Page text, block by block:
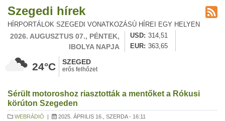
Szegedi hírek
HÍRPORTÁLOK SZEGEDI VONATKOZÁSÚ HÍREI EGY HELYEN
2026. AUGUSZTUS 07., PÉNTEK,
IBOLYA NAPJA
USD
314,51
EUR
363,65
24°C SZEGED
erős felhőzet
Sérült motoroshoz riasztották a mentőket a Rókusi
körúton Szegeden
WEBRÁDIÓ | 2025. ÁPRILIS 16., SZERDA - 16:11